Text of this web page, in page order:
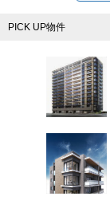
PICK UP物件